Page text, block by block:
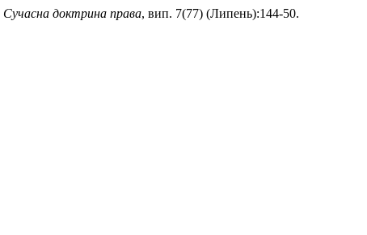
Сучасна доктрина права, вип. 7(77) (Липень):144-50.